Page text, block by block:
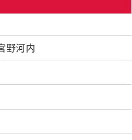
野河内